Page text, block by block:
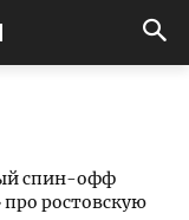
спин-офф
ростовскую